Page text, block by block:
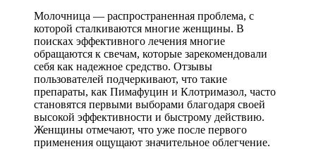
Молочница — распространенная проблема, с
которой сталкиваются многие женщины. В
поисках эффективного лечения многие
обращаются к свечам, которые зарекомендовали
себя как надежное средство. Отзывы
пользователей подчеркивают, что такие
препараты, как Пимафуцин и Клотримазол, часто
становятся первыми выборами благодаря своей
высокой эффективности и быстрому действию.
Женщины отмечают, что уже после первого
применения ощущают значительное облегчение.